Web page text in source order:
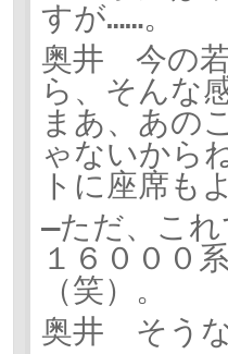
すが……。
奥井 今の若
ら、そんな
まあ、あの
ゃないから
トに座席も
―ただ、こ
１６０００
（笑）。
奥井 そう